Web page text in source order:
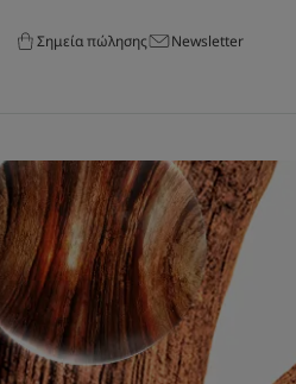
Σημεία πώλησης Newsletter